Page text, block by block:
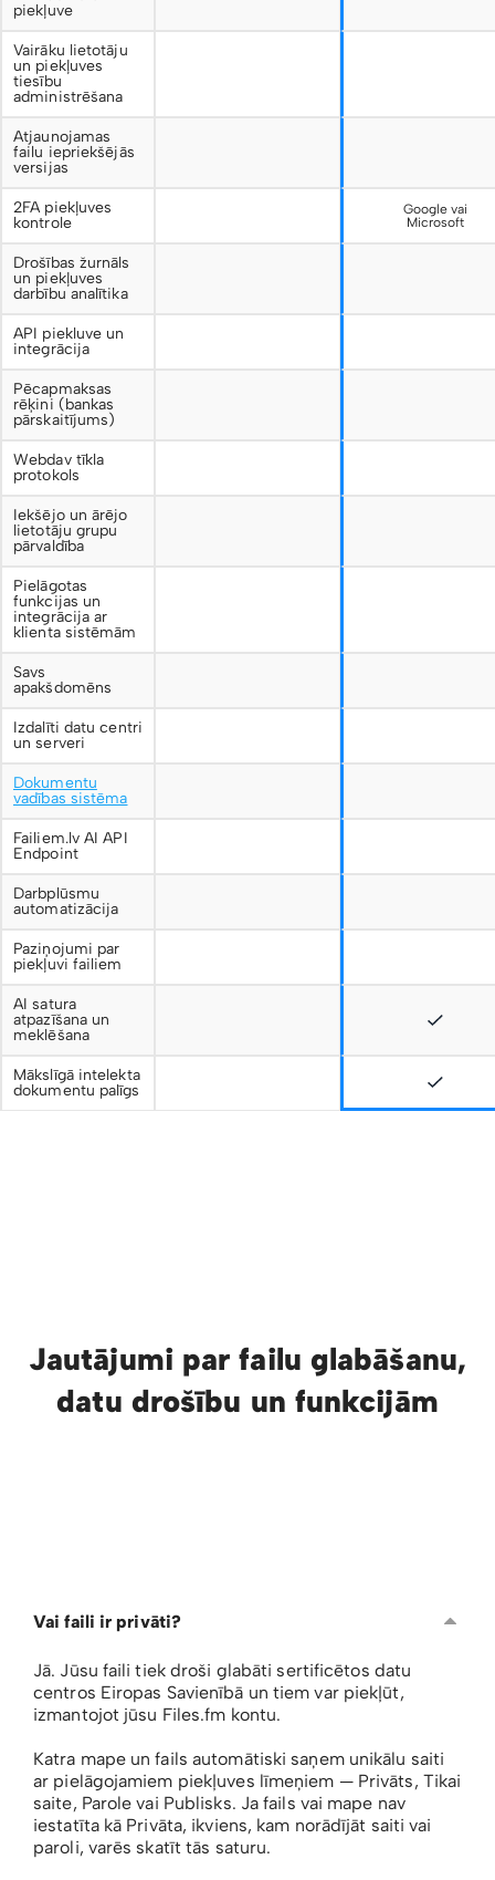
piekļuve
Vairāku lietotāju
un piekļuves
tiesību
administrēšana
Atjaunojamas
failu iepriekšējās
versijas
2FA piekļuves
kontrole
Google vai
Microsoft
Drošības žurnāls
un piekļuves
darbību analītika
API piekluve un
integrācija
Pēcapmaksas
rēķini (bankas
pārskaitījums)
Webdav tīkla
protokols
Iekšējo un ārējo
lietotāju grupu
pārvaldība
Pielāgotas
funkcijas un
integrācija ar
klienta sistēmām
Savs
apakšdomēns
Izdalīti datu centri
un serveri
Dokumentu
vadības sistēma
Failiem.lv AI API
Endpoint
Darbplūsmu
automatizācija
Paziņojumi par
piekļuvi failiem
AI satura
atpazīšana un
meklēšana
Mākslīgā intelekta
dokumentu palīgs
Jautājumi par failu glabāšanu,
datu drošību un funkcijām
Vai faili ir privāti?
Jā. Jūsu faili tiek droši glabāti sertificētos datu
centros Eiropas Savienībā un tiem var piekļūt,
izmantojot jūsu Files.fm kontu.
Katra mape un fails automātiski saņem unikālu saiti
ar pielāgojamiem piekļuves līmeņiem — Privāts, Tikai
saite, Parole vai Publisks. Ja fails vai mape nav
iestatīta kā Privāta, ikviens, kam norādījāt saiti vai
paroli, varēs skatīt tās saturu.